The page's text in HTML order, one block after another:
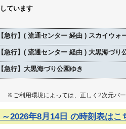
ています
【急行】( 流通センター 経由 ) スカイウォ
【急行】( 流通センター 経由 ) 大黒海づり
【急行】大黒海づり公園ゆき
※ご利用環境によっては、正しく2次元バ
2026年8月14日 の時刻表はこ